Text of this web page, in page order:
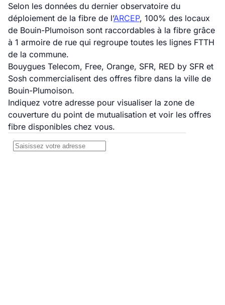
Selon les données du dernier observatoire du
déploiement de la fibre de l’ARCEP, 100% des locaux
de Bouin-Plumoison sont raccordables à la fibre grâce
à 1 armoire de rue qui regroupe toutes les lignes FTTH
de la commune.
Bouygues Telecom, Free, Orange, SFR, RED by SFR et
Sosh commercialisent des offres fibre dans la ville de
Bouin-Plumoison.
Indiquez votre adresse pour visualiser la zone de
couverture du point de mutualisation et voir les offres
fibre disponibles chez vous.